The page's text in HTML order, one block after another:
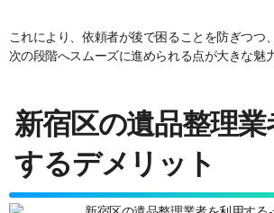
これにより、依頼者が後で困ることを防ぎつつ
次の段階へスムーズに進められる点が大きな魅
新宿区の遺品整理業
するデメリット